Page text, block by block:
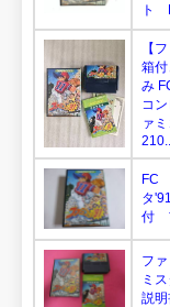
ト
【
箱
み
コ
ァ
210...
FC
タ
付
フ
ミ
説明